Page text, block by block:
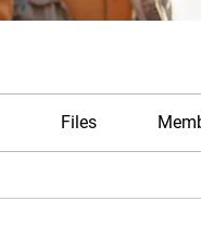
Files